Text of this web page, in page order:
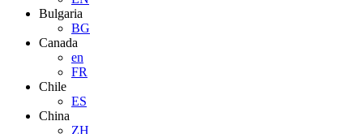
Bulgaria
BG
Canada
en
FR
Chile
ES
China
ZH